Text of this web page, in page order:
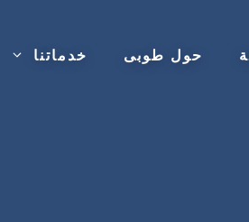
حول طوبى خدماتنا